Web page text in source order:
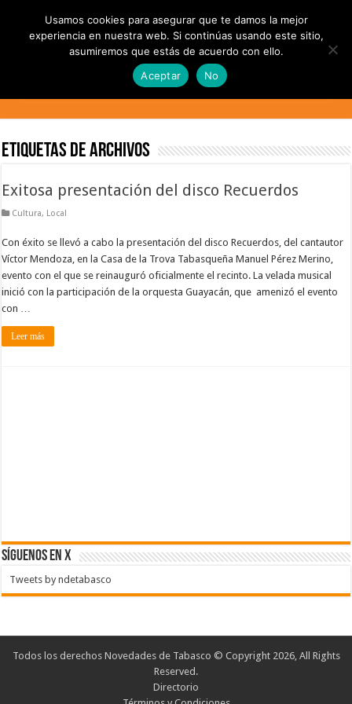
Etiquetas de Archivos
Exitosa presentación del disco Recuerdos
Cultura, Local
Con éxito se llevó a cabo la presentación del disco Recuerdos, del cantautor
Víctor Mendoza, en la Casa de la Trova Tabasqueña Manuel Pérez Merino,
evento con el que se reinauguró oficialmente el recinto. La velada musical
inició con la participación de la orquesta Guayacán, que amenizó el evento
con …
Leer más
SÍGUENOS EN X
Tweets by ndetabasco
Todos los derechos Novedades de Tabasco © Copyright 2026, All Rights
Reserved.
Directorio
Usamos cookies para asegurar que te damos la mejor
experiencia en nuestra web. Si continúas usando este sitio,
asumiremos que estás de acuerdo con ello.
Aceptar
No